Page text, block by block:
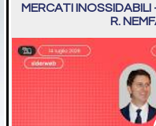
MERCATI
R.